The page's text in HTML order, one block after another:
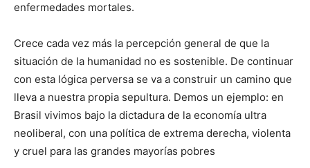
enfermedades mortales.
Crece cada vez más la percepción general de que la
situación de la humanidad no es sostenible. De continuar
con esta lógica perversa se va a construir un camino que
lleva a nuestra propia sepultura. Demos un ejemplo: en
Brasil vivimos bajo la dictadura de la economía ultra
neoliberal, con una política de extrema derecha, violenta
y cruel para las grandes mayorías pobres